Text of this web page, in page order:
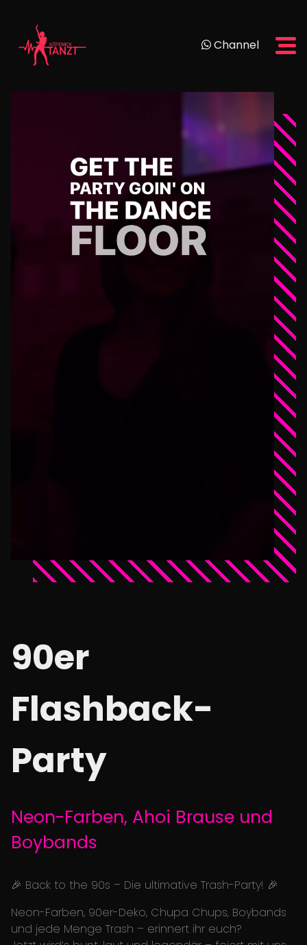
Channel
90er
Flashback-
Party
Neon-Farben, Ahoi Brause und
Boybands
🎉 Back to the 90s – Die ultimative Trash-Party! 🎉
Neon-Farben, 90er-Deko, Chupa Chups, Boybands
und jede Menge Trash – erinnert ihr euch?